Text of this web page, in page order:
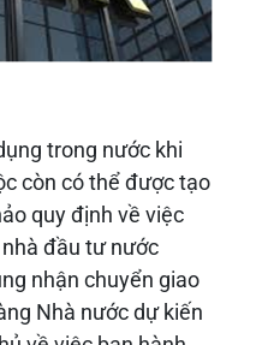
trong nước khi
còn có thể được tạo
quy định về việc
đầu tư nước
nhận chuyển giao
Nhà nước dự kiến